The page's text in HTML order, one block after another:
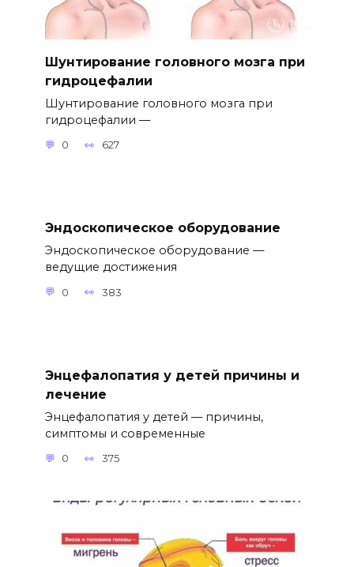
Шунтирование головного мозга при
гидроцефалии
Шунтирование головного мозга при
гидроцефалии —
0 627
Эндоскопическое оборудование
Эндоскопическое оборудование —
ведущие достижения
0 383
Энцефалопатия у детей причины и
лечение
Энцефалопатия у детей — причины,
симптомы и современные
0 375